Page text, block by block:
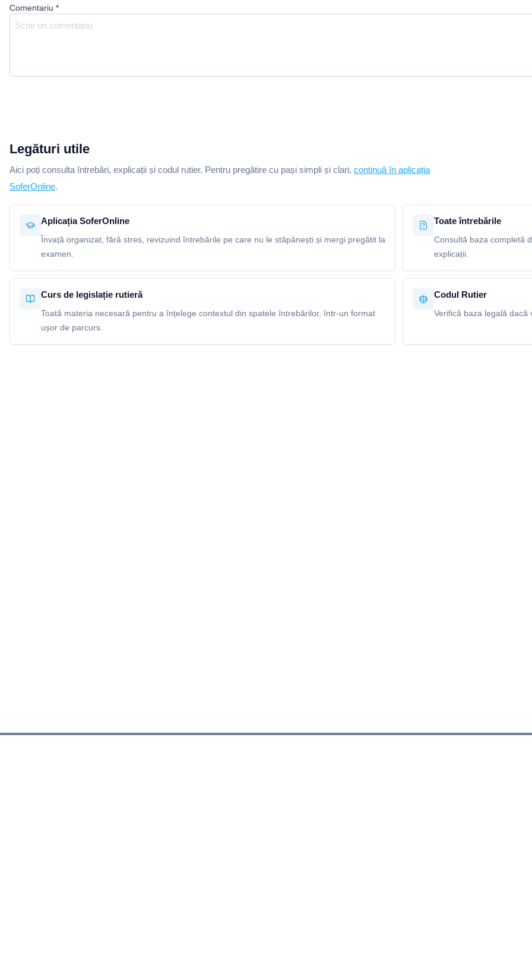
Comentariu *
Legături utile
Aici poți consulta întrebări, explicații și codul rutier. Pentru pregătire cu pași simpli și clari, continuă în aplicația
SoferOnline.
Aplicația SoferOnline
Învață organizat, fără stres, revizuind întrebările pe care nu le stăpânești și mergi pregătit la
examen.
Toate întrebările
Consultă baza completă
explicații.
Curs de legislație rutieră
Toată materia necesară pentru a înțelege contextul din spatele întrebărilor, într-un format
ușor de parcurs.
Codul Rutier
Verifică baza legală dacă